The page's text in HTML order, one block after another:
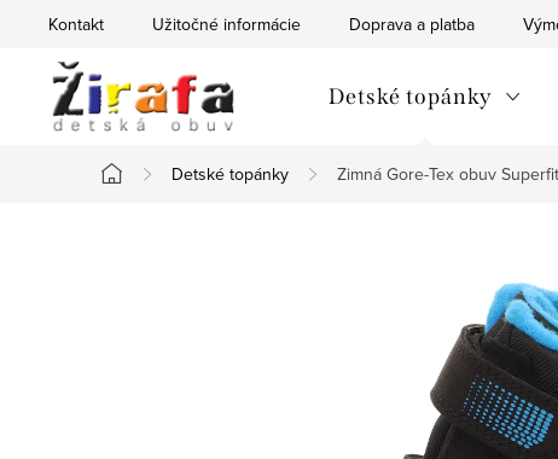
Kontakt Užitočné informácie Doprava a platba
Detské topánky
Domov
Detské topánky Zimná Gore-Tex obuv